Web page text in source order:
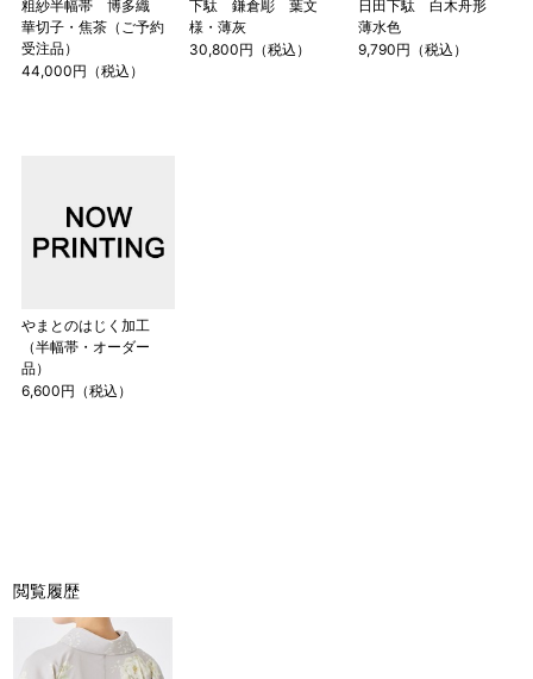
粗紗半幅帯 博多織
華切子・焦茶（ご予約
受注品）
44,000円（税込）
下駄 鎌倉彫 葉文
様・薄灰
30,800円（税込）
日田下駄 白木舟形
薄水色
9,790円（税込）
やまとのはじく加工
（半幅帯・オーダー
品）
6,600円（税込）
閲覧履歴